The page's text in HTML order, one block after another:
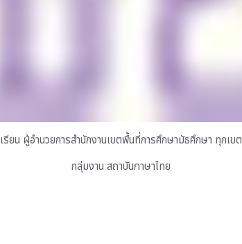
เรียน ผู้อำนวยการสำนักงานเขตพื้นที่การศึกษามัธศึกษา ทุกเขต
กลุ่มงาน สถาบันภาษาไทย